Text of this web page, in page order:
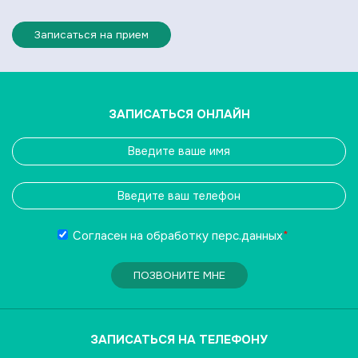
Записаться на прием
ЗАПИСАТЬСЯ ОНЛАЙН
Согласен на обработку перс.данных*
ПОЗВОНИТЕ МНЕ
ЗАПИСАТЬСЯ НА ТЕЛЕФОНУ